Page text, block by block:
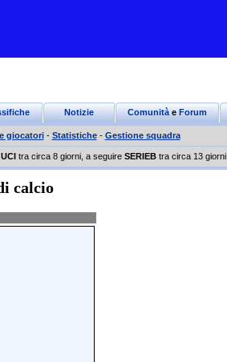
Notizie Comunitàe Forum
giocatori- Statistiche- Gestione squadra
UCI tra circa 8 giorni, a seguire SERIEB tra circa 13 giorni
calcio